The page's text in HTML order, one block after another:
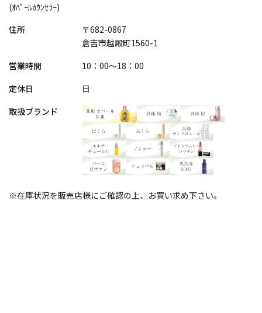
(ｵﾊﾟｰﾙｶｳﾝｾﾗｰ)
住所
〒682-0867
倉吉市越殿町1560-1
営業時間
10：00～18：00
定休日
日
取扱ブランド
※在庫状況を販売店様にご確認の上、お買い求め下さい。